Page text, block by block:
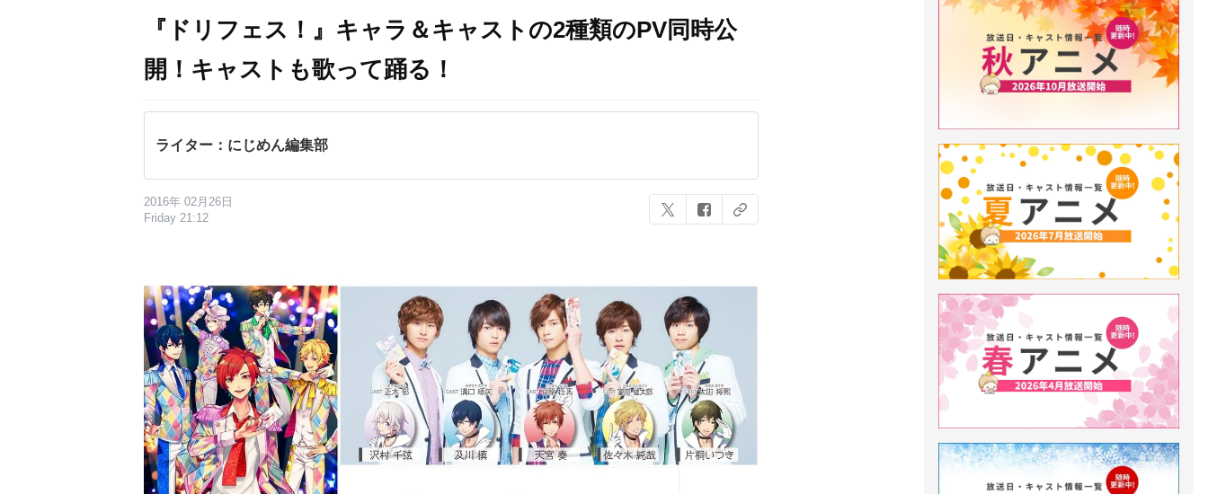
『ドリフェス！』キャラ＆キャストの2種類のPV同時公
開！キャストも歌って踊る！
ライター：にじめん編集部
2016年 02月26日
Friday 21:12